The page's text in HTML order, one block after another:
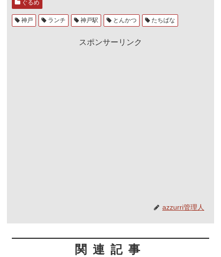
ぐるめ
神戸 ランチ 神戸駅 とんかつ たちばな
スポンサーリンク
azzurri管理人
関連記事